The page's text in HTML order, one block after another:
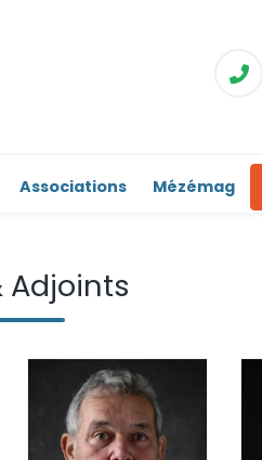
Associations Mézémag
Adjoints